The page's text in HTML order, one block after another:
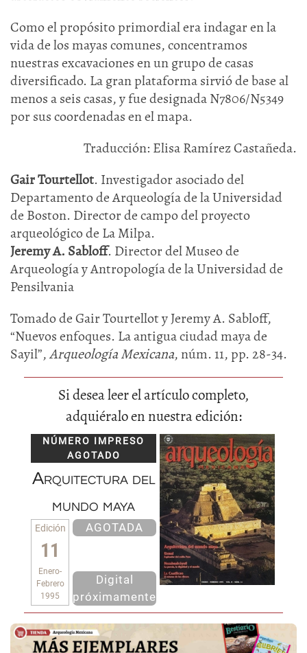
Como el propósito primordial era indagar en la
vida de los mayas comunes, concentramos
nuestras excavaciones en un grupo de casas
diversificado. La gran plataforma sirvió de base al
menos a seis casas, y fue designada N7806/N5349
por sus coordenadas en el mapa.
Traducción: Elisa Ramírez Castañeda.
Gair Tourtellot. Investigador asociado del
Departamento de Arqueología de la Universidad
de Boston. Director de campo del proyecto
arqueológico de La Milpa.
Jeremy A. Sabloff. Director del Museo de
Arqueología y Antropología de la Universidad de
Pensilvania
Tomado de Gair Tourtellot y Jeremy A. Sabloff,
“Nuevos enfoques. La antigua ciudad maya de
Sayil”,Arqueología Mexicana, núm. 11, pp. 28-34.
Si desea leer el artículo completo,
adquiéralo en nuestra edición:
NÚMERO IMPRESO
AGOTADO
Arquitectura del
mundo maya
Edición
11
Enero-
Febrero
1995
AGOTADA
Digital
próximamente